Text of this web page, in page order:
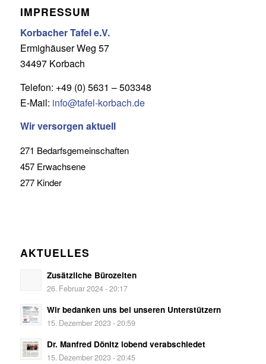
IMPRESSUM
Korbacher Tafel e.V.
Ermighäuser Weg 57
34497 Korbach
Telefon: +49 (0) 5631 – 503348
E-Mail: info@tafel-korbach.de
Wir versorgen aktuell
271 Bedarfsgemeinschaften
457 Erwachsene
277 Kinder
AKTUELLES
Zusätzliche Bürozeiten
26. Februar 2024 - 20:17
Wir bedanken uns bei unseren Unterstützern
15. Dezember 2023 - 20:59
Dr. Manfred Dönitz lobend verabschiedet
15. Dezember 2023 - 20:45